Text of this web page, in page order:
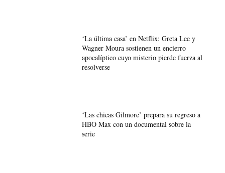
‘La última casa’ en Netflix: Greta Lee y
Wagner Moura sostienen un encierro
apocalíptico cuyo misterio pierde fuerza al
resolverse
‘Las chicas Gilmore’ prepara su regreso a
HBO Max con un documental sobre la
serie